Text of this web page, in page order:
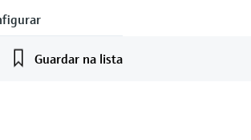
Guardar na lista